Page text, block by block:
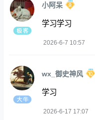
小阿呆
学习学习
2026-6-7 10:57
wx_御史神风
学习
2026-6-17 17:07